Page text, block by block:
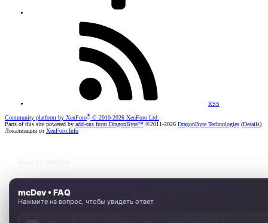
RSS
Community platform by XenForo® © 2010-2026 XenForo Ltd.
Parts of this site powered by add-ons from DragonByte™ ©2011-2026 DragonByte Technologies (Details)
Локализация отXenForo.Info
mcDev • FAQ
Нажмите на вопрос, чтобы увидеть ответ